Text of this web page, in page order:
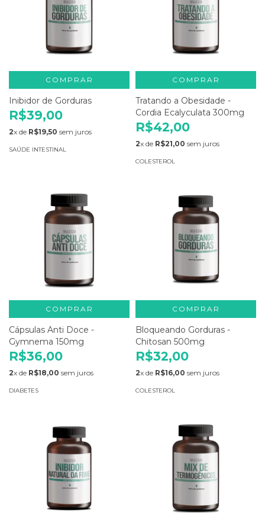
COMPRAR
Inibidor de Gorduras
R$39,00
2x de R$19,50 sem juros
SAÚDE INTESTINAL
COMPRAR
Tratando a Obesidade -
Cordia Ecalyculata 300mg
R$42,00
2x de R$21,00 sem juros
COLESTEROL
COMPRAR
Cápsulas Anti Doce -
Gymnema 150mg
R$36,00
2x de R$18,00 sem juros
DIABETES
COMPRAR
Bloqueando Gorduras -
Chitosan 500mg
R$32,00
2x de R$16,00 sem juros
COLESTEROL